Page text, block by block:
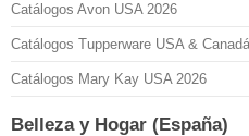
Catálogos Avon USA 2026
Catálogos Tupperware USA &
Catálogos Mary Kay USA 2026
Belleza y Hogar (España)